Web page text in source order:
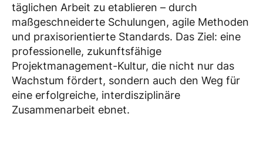
täglichen Arbeit zu etablieren – durch
maßgeschneiderte Schulungen, agile Methoden
und praxisorientierte Standards. Das Ziel: eine
professionelle, zukunftsfähige
Projektmanagement-Kultur, die nicht nur das
Wachstum fördert, sondern auch den Weg für
eine erfolgreiche, interdisziplinäre
Zusammenarbeit ebnet.